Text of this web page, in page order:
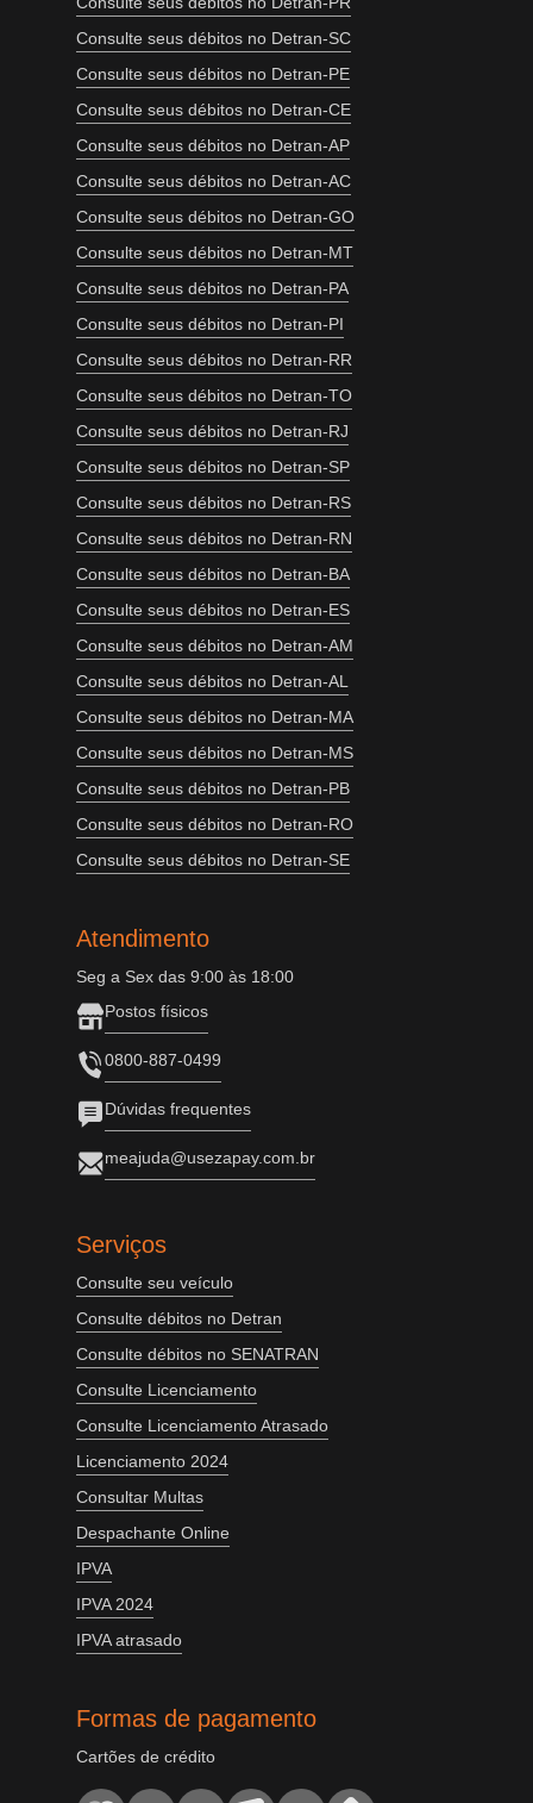
Consulte seus débitos no Detran-SC
Consulte seus débitos no Detran-PE
Consulte seus débitos no Detran-CE
Consulte seus débitos no Detran-AP
Consulte seus débitos no Detran-AC
Consulte seus débitos no Detran-GO
Consulte seus débitos no Detran-MT
Consulte seus débitos no Detran-PA
Consulte seus débitos no Detran-PI
Consulte seus débitos no Detran-RR
Consulte seus débitos no Detran-TO
Consulte seus débitos no Detran-RJ
Consulte seus débitos no Detran-SP
Consulte seus débitos no Detran-RS
Consulte seus débitos no Detran-RN
Consulte seus débitos no Detran-BA
Consulte seus débitos no Detran-ES
Consulte seus débitos no Detran-AM
Consulte seus débitos no Detran-AL
Consulte seus débitos no Detran-MA
Consulte seus débitos no Detran-MS
Consulte seus débitos no Detran-PB
Consulte seus débitos no Detran-RO
Consulte seus débitos no Detran-SE
Atendimento
Seg a Sex das 9:00 às 18:00
Postos físicos
0800-887-0499
Dúvidas frequentes
meajuda@usezapay.com.br
Serviços
Consulte seu veículo
Consulte débitos no Detran
Consulte débitos no SENATRAN
Consulte Licenciamento
Consulte Licenciamento Atrasado
Licenciamento 2024
Consultar Multas
Despachante Online
IPVA
IPVA 2024
IPVA atrasado
Formas de pagamento
Cartões de crédito